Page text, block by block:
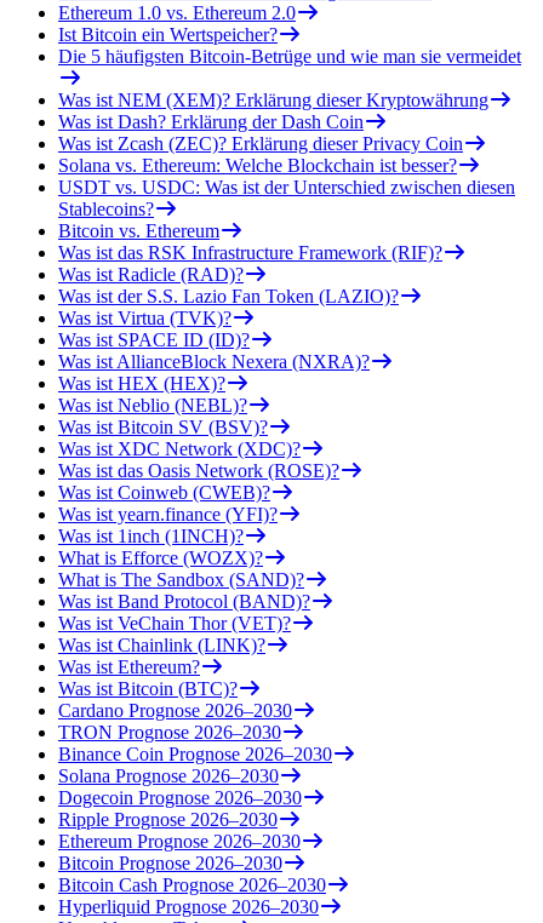
Ethereum 1.0 vs. Ethereum 2.0
Ist Bitcoin ein Wertspeicher?
Die 5 häufigsten Bitcoin-Betrüge und wie man sie vermeidet
Was ist NEM (XEM)? Erklärung dieser Kryptowährung
Was ist Dash? Erklärung der Dash Coin
Was ist Zcash (ZEC)? Erklärung dieser Privacy Coin
Solana vs. Ethereum: Welche Blockchain ist besser?
USDT vs. USDC: Was ist der Unterschied zwischen diesen
Stablecoins?
Bitcoin vs. Ethereum
Was ist das RSK Infrastructure Framework (RIF)?
Was ist Radicle (RAD)?
Was ist der S.S. Lazio Fan Token (LAZIO)?
Was ist Virtua (TVK)?
Was ist SPACE ID (ID)?
Was ist AllianceBlock Nexera (NXRA)?
Was ist HEX (HEX)?
Was ist Neblio (NEBL)?
Was ist Bitcoin SV (BSV)?
Was ist XDC Network (XDC)?
Was ist das Oasis Network (ROSE)?
Was ist Coinweb (CWEB)?
Was ist yearn.finance (YFI)?
Was ist 1inch (1INCH)?
What is Efforce (WOZX)?
What is The Sandbox (SAND)?
Was ist Band Protocol (BAND)?
Was ist VeChain Thor (VET)?
Was ist Chainlink (LINK)?
Was ist Ethereum?
Was ist Bitcoin (BTC)?
Cardano Prognose 2026–2030
TRON Prognose 2026–2030
Binance Coin Prognose 2026–2030
Solana Prognose 2026–2030
Dogecoin Prognose 2026–2030
Ripple Prognose 2026–2030
Ethereum Prognose 2026–2030
Bitcoin Prognose 2026–2030
Bitcoin Cash Prognose 2026–2030
Hyperliquid Prognose 2026–2030